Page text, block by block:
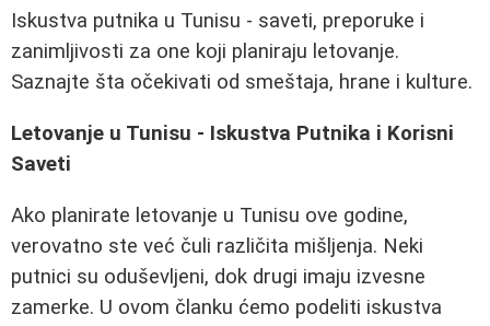
Iskustva putnika u Tunisu - saveti, preporuke i
zanimljivosti za one koji planiraju letovanje.
Saznajte šta očekivati od smeštaja, hrane i kulture.
Letovanje u Tunisu - Iskustva Putnika i Korisni
Saveti
Ako planirate letovanje u Tunisu ove godine,
verovatno ste već čuli različita mišljenja. Neki
putnici su oduševljeni, dok drugi imaju izvesne
zamerke. U ovom članku ćemo podeliti iskustva